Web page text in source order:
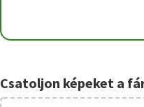
Csatoljon képeket a